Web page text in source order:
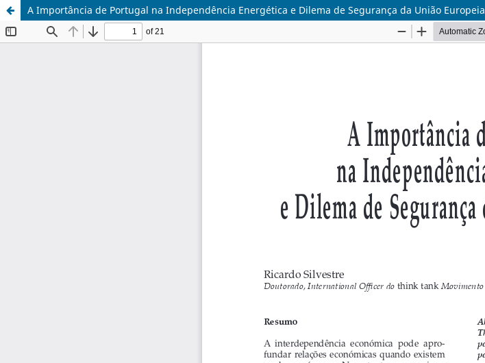
A ​Importância de Por​tugal na Independência Energética e Dilema de Segurança da União Europeia